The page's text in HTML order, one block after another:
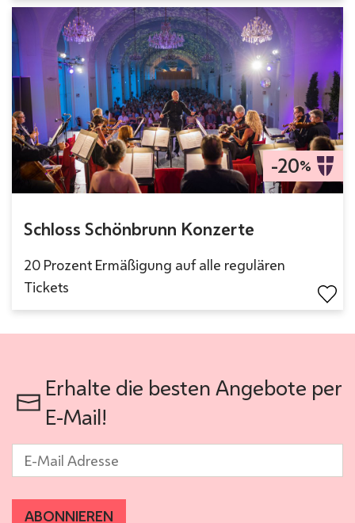
Schloss Schönbrunn Konzerte
-20%
20 Prozent Ermäßigung auf alle regulären
Tickets
Erhalte die besten Angebote per
E-Mail!
E-Mail *
ABONNIEREN